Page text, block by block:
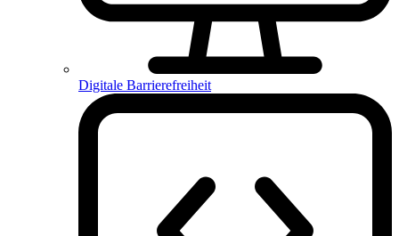
Digitale Barrierefreiheit